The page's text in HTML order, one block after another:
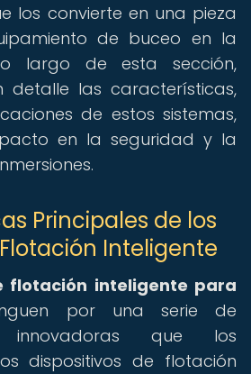
los convierte en una pieza
de buceo en la
largo de esta sección,
detalle las características,
de estos sistemas,
en la seguridad y la
Principales de los
Inteligente
flotación inteligente para
por una serie de
innovadoras que los
dispositivos de flotación